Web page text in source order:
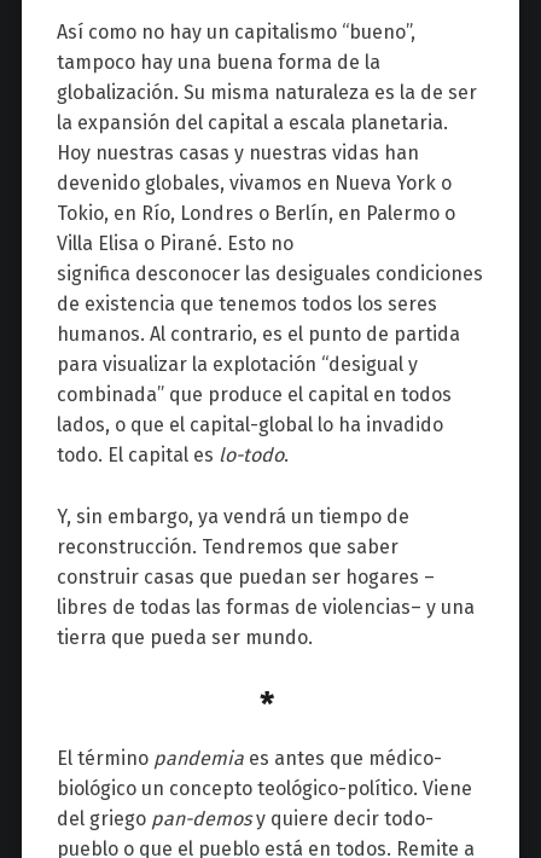
Así como no hay un capitalismo “bueno”,
tampoco hay una buena forma de la
globalización. Su misma naturaleza es la de ser
la expansión del capital a escala planetaria.
Hoy nuestras casas y nuestras vidas han
devenido globales, vivamos en Nueva York o
Tokio, en Río, Londres o Berlín, en Palermo o
Villa Elisa o Pirané. Esto no
significa desconocer las desiguales condiciones
de existencia que tenemos todos los seres
humanos. Al contrario, es el punto de partida
para visualizar la explotación “desigual y
combinada” que produce el capital en todos
lados, o que el capital-global lo ha invadido
todo. El capital es lo-todo.
Y, sin embargo, ya vendrá un tiempo de
reconstrucción. Tendremos que saber
construir casas que puedan ser hogares –
libres de todas las formas de violencias– y una
tierra que pueda ser mundo.
*
El término pandemiaes antes que médico-
biológico un concepto teológico-político. Viene
del griego pan-demosy quiere decir todo-
pueblo o que el pueblo está en todos. Remite a